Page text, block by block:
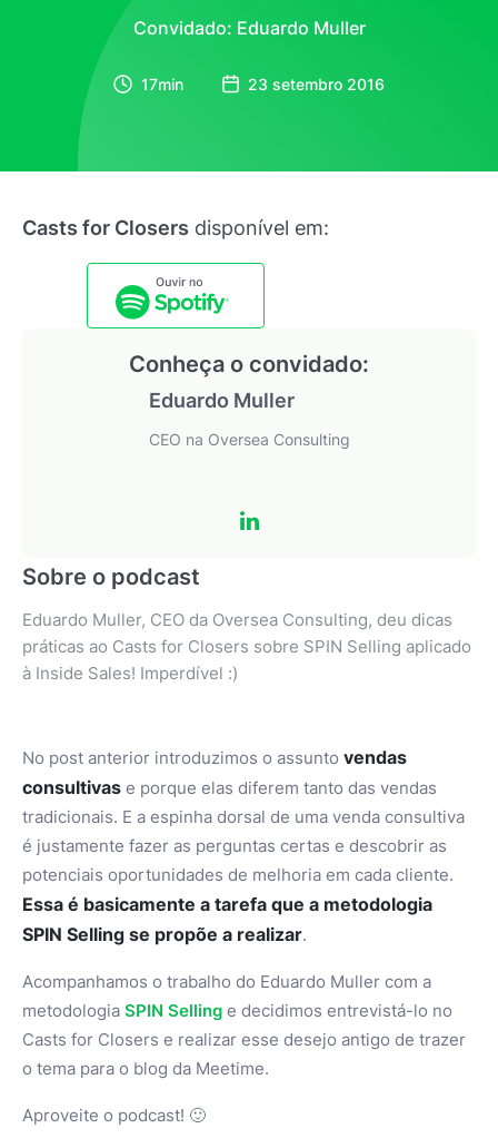
Convidado: Eduardo Muller
17min 23 setembro 2016
No post anterior introduzimos o assunto vendas
consultivas e porque elas diferem tanto das vendas
tradicionais. E a espinha dorsal de uma venda consultiva
é justamente fazer as perguntas certas e descobrir as
potenciais oportunidades de melhoria em cada cliente.
Essa é basicamente a tarefa que a metodologia
SPIN Selling se propõe a realizar.
Acompanhamos o trabalho do Eduardo Muller com a
metodologia SPIN Selling e decidimos entrevistá-lo no
Casts for Closers e realizar esse desejo antigo de trazer
o tema para o blog da Meetime.
Aproveite o podcast! 🙂
Conheça o convidado:
Eduardo Muller
CEO na Oversea Consulting
Sobre o podcast
Eduardo Muller, CEO da Oversea Consulting, deu dicas
práticas ao Casts for Closers sobre SPIN Selling aplicado
à Inside Sales! Imperdível :)
Casts for Closers disponível em: